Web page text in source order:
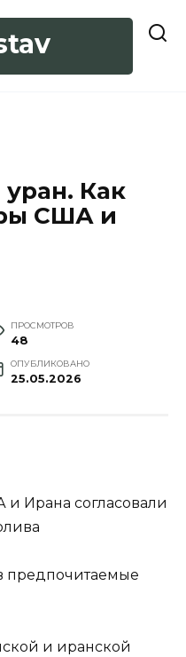
Как
США и
ПРОСМОТРОВ
48
ОПУБЛИКОВАНО
25.05.2026
Ирана согласовали
предпочитаемые
и иранской